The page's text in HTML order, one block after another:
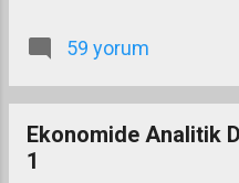
davranmalıdır. Ayrıca
olmalıdır. Ne kadar
bırakmayacak şekilde
gerçekleştirilmiş suç
59 yorum
Ekonomide Analitik
1